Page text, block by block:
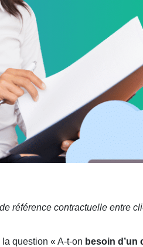
référence contractuelle entre
question « A-t-on besoin d’un